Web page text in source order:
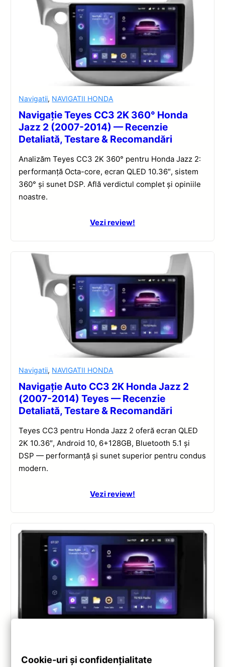
Navigatii, NAVIGATII HONDA
Navigație Teyes CC3 2K 360° Honda
Jazz 2 (2007-2014) — Recenzie
Detaliată, Testare & Recomandări
Analizăm Teyes CC3 2K 360° pentru Honda Jazz 2:
performanță Octa-core, ecran QLED 10.36″, sistem
360° și sunet DSP. Află verdictul complet și opiniile
noastre.
Vezi review!
Navigatii, NAVIGATII HONDA
Navigație Auto CC3 2K Honda Jazz 2
(2007-2014) Teyes — Recenzie
Detaliată, Testare & Recomandări
Teyes CC3 pentru Honda Jazz 2 oferă ecran QLED
2K 10.36″, Android 10, 6+128GB, Bluetooth 5.1 și
DSP — performanță și sunet superior pentru condus
modern.
Vezi review!
Navigatie Auto Teyes CC3 2K 360° —
Cookie-uri și confidențialitate